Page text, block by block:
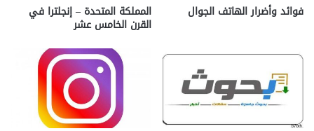
فوائد وأضرار الهاتف الجوال المملكة المتحدة – إنجلترا في
القرن الخامس عشر